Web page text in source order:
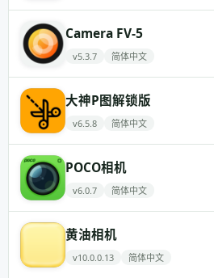
Camera FV-5
v5.3.7 简体中文
大神P图解锁版
v6.5.8 简体中文
POCO相机
v6.0.7 简体中文
黄油相机
v10.0.0.13 简体中文